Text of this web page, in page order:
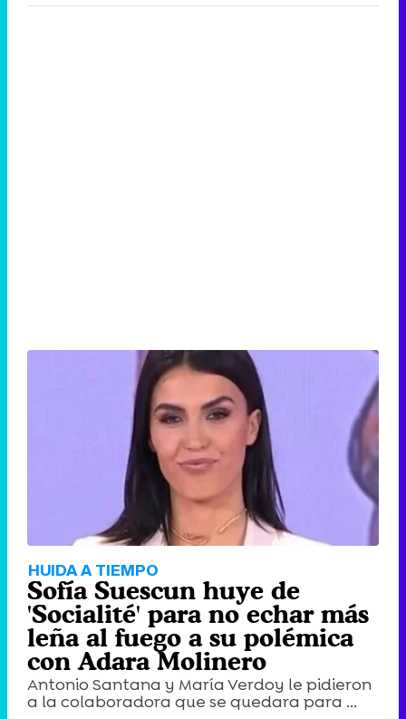
HUIDA A TIEMPO
Sofía Suescun huye de
'Socialité' para no echar más
leña al fuego a su polémica
con Adara Molinero
Antonio Santana y María Verdoy le pidieron
a la colaboradora que se quedara para ...